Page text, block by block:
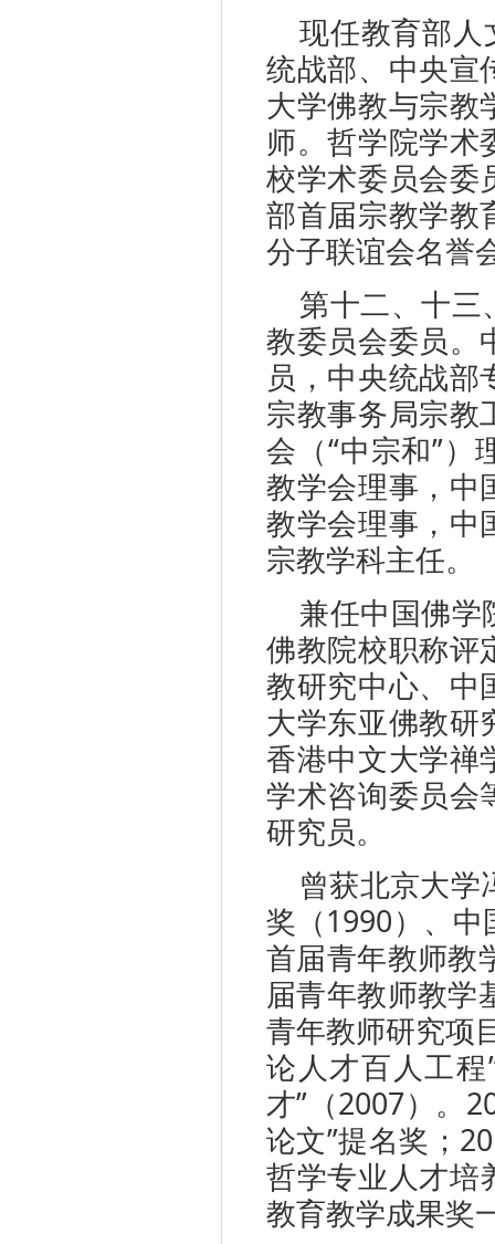
现任教育部人
统战部、中央宣
大学佛教与宗教
师。哲学院学术
校学术委员会委
部首届宗教学教
分子联谊会名誉
第十二、十三
教委员会委员。
员，中央统战
宗教事务局宗教
会（“中宗和”）
教学会理事，中
教学会理事，中
宗教学科主任。
兼任中国佛学
佛教院校职称评
教研究中心、中
大学东亚佛教研
香港中文大学禅
学术咨询委员会
研究员。
曾获北京大学
奖（1990）、
首届青年教师教
届青年教师教学
青年教师研究项
论人才百人工
才”（2007）。
论文”提名奖；
哲学专业人才培
教育教学成果奖